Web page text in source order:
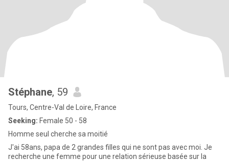
Stéphane, 59
Tours, Centre-Val de Loire, France
Seeking: Female 50 - 58
Homme seul cherche sa moitié
J'ai 58ans, papa de 2 grandes filles qui ne sont pas avec moi. Je
recherche une femme pour une relation sérieuse basée sur la